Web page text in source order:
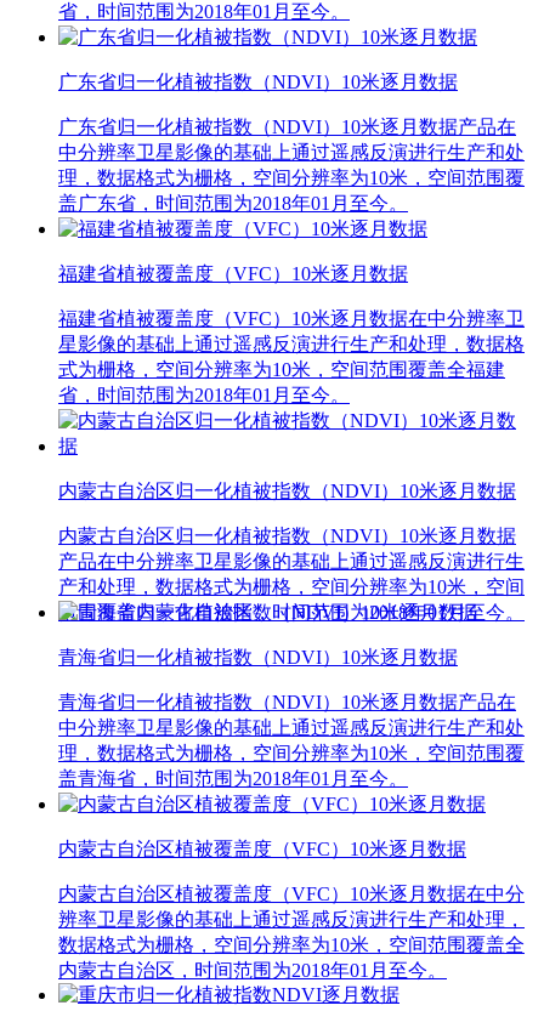
省，时间范围为2018年01月至今。
广东省归一化植被指数（NDVI）10米逐月数据
广东省归一化植被指数（NDVI）10米逐月数据产品在
中分辨率卫星影像的基础上通过遥感反演进行生产和处
理，数据格式为栅格，空间分辨率为10米，空间范围覆
盖广东省，时间范围为2018年01月至今。
福建省植被覆盖度（VFC）10米逐月数据
福建省植被覆盖度（VFC）10米逐月数据在中分辨率卫
星影像的基础上通过遥感反演进行生产和处理，数据格
式为栅格，空间分辨率为10米，空间范围覆盖全福建
省，时间范围为2018年01月至今。
内蒙古自治区归一化植被指数（NDVI）10米逐月数据
内蒙古自治区归一化植被指数（NDVI）10米逐月数据
产品在中分辨率卫星影像的基础上通过遥感反演进行生
产和处理，数据格式为栅格，空间分辨率为10米，空间
范围覆盖内蒙古自治区，时间范围为2018年01月至今。
青海省归一化植被指数（NDVI）10米逐月数据
青海省归一化植被指数（NDVI）10米逐月数据产品在
中分辨率卫星影像的基础上通过遥感反演进行生产和处
理，数据格式为栅格，空间分辨率为10米，空间范围覆
盖青海省，时间范围为2018年01月至今。
内蒙古自治区植被覆盖度（VFC）10米逐月数据
内蒙古自治区植被覆盖度（VFC）10米逐月数据在中分
辨率卫星影像的基础上通过遥感反演进行生产和处理，
数据格式为栅格，空间分辨率为10米，空间范围覆盖全
内蒙古自治区，时间范围为2018年01月至今。